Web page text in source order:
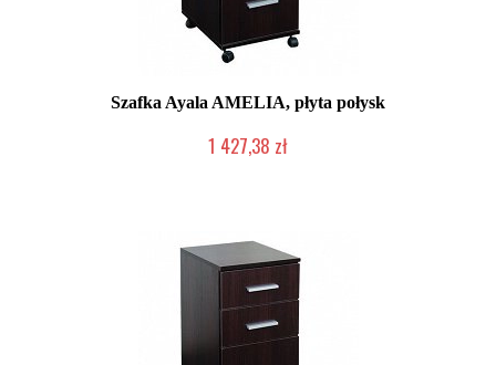
Szafka Ayala AMELIA, płyta połysk
1 427,38 zł